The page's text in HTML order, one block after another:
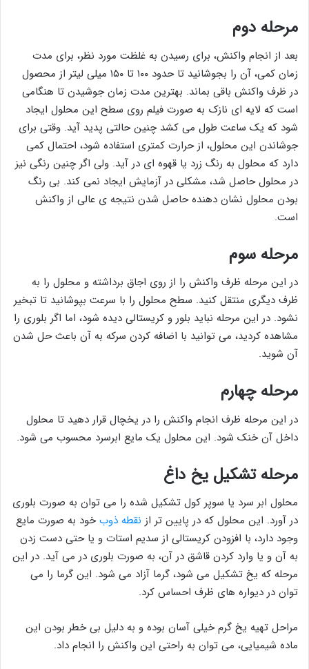
مرحله دوم
بعد از انجام واکنش، برای رسیدن به غلظت مورد نظر، برای مدت
زمان کمی، آن را بجوشانید تا حدود ۱۰۰ تا ۱۵۰ میلی لیتر از محصول
در ظرف واکنش باقی بماند. بهترین مدت زمان جوشیدن تا هنگامی
است که لایه ای نازک به صورت فیلم روی سطح این محلول ایجاد
شود که یک ساعت طول می کشد چنین حالتی پدید آید. وقتی برای
جوشاندن این محلول، از حرارت کمتری استفاده شود، احتمال کمی
دارد که محلول به رنگ زرد یا قهوه ای در آید. ولی اگر چنین رنگی نیز
در محلول حاصل شد، مشکلی در آزمایش ایجاد نمی کند. بی رنگ
بودن محلول نشان دهنده حاصل شدن نتیجه ی عالی از واکنش
است.
مرحله سوم
در این مرحله ظرف واکنش را از روی اجاق برداشته و محلول را به
ظرف دیگری منتقل کنید. سطح محلول را با سرعت بپوشانید تا تبخیر
نشود. در این مرحله نباید بلور و کریستالی دیده شود، اما اگر بلوری را
مشاهده کردید، می توانید با اضافه کردن سرکه به آن باعث حل شدن
آن شوید.
مرحله چهارم
در این مرحله ظرف انجام واکنش را در یخچال قرار دهید تا محلول
داخل آن خنک شود. این محلول یک مایع ابرسرد محسوب می شود.
مرحله تشکیل یخ داغ
محلول ابر سرد یا سوپر کول تشکیل شده را می توان به صورت بلوری
در آورد. این محلول که در پایین تر از نقطه ذوبخود به صورت مایع
وجود دارد، با افزودن کریستالی از سدیم استات و یا حتی دست زدن
به آن و یا وارد کردن قاشق در آن، به صورت بلوری در می آید. در این
مرحله که یخ تشکیل می شود، گرما آزاد می شود. این گرما را می
توان در دیواره های ظرف احساس کرد.
مراحل تهیه یخ گرم خیلی آسان بوده و به دلیل بی خطر بودن این
ماده شیمیایی، می توان به راحتی این واکنش را انجام داد.